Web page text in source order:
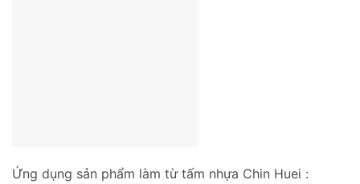
Ứng dụng sản phẩm làm từ tấm nhựa Chin Huei :